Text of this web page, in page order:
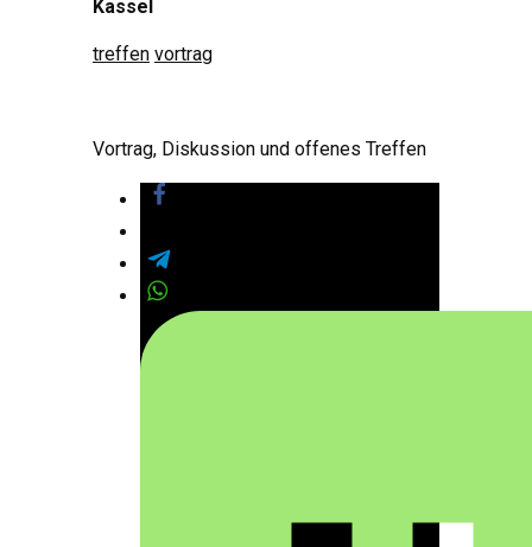
Kassel
treffen vortrag
Vortrag, Diskussion und offenes Treffen